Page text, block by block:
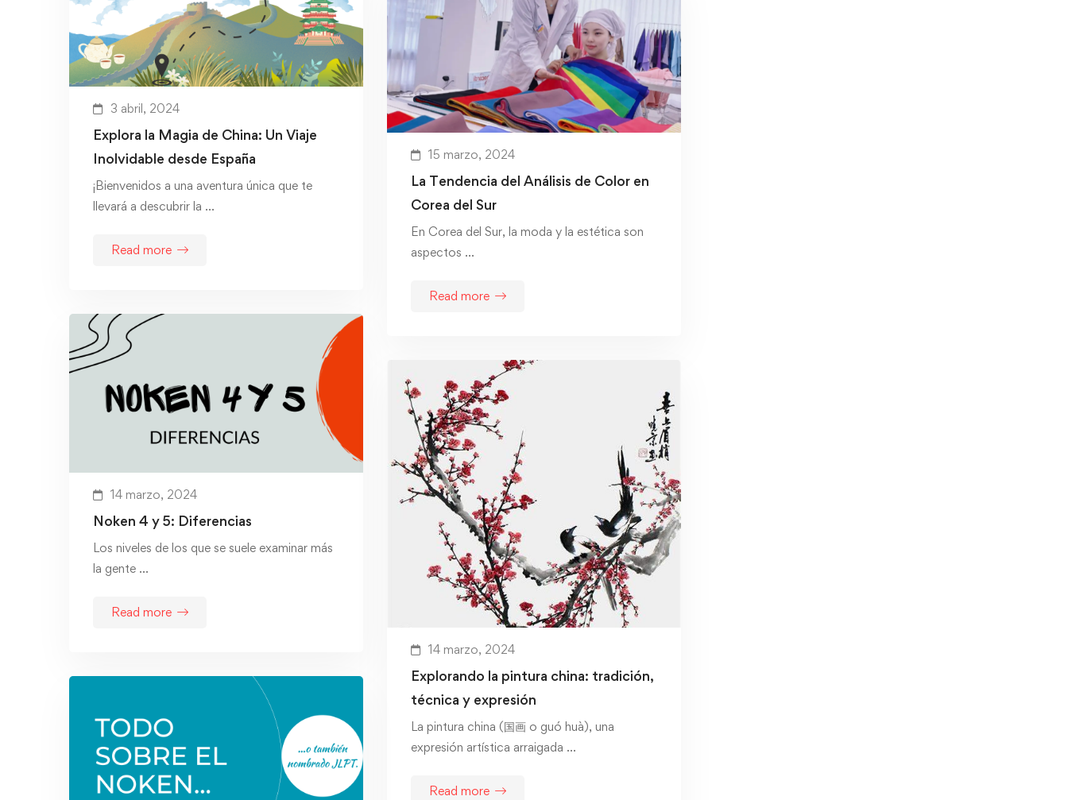
3 abril, 2024
Explora la Magia de China: Un Viaje
Inolvidable desde España
¡Bienvenidos a una aventura única que te
llevará a descubrir la …
Read more
15 marzo, 2024
La Tendencia del Análisis de Color en
Corea del Sur
En Corea del Sur, la moda y la estética son
aspectos …
Read more
14 marzo, 2024
Noken 4 y 5: Diferencias
Los niveles de los que se suele examinar más
la gente …
Read more
14 marzo, 2024
Explorando la pintura china: tradición,
técnica y expresión
La pintura china (国画 o guó huà), una
expresión artística arraigada …
Read more